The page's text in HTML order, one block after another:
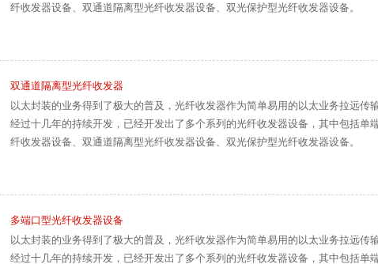
纤收发器设备、双通道隔离型光纤收发器设备、双光保护型光纤收发器设备。
双通道隔离型光纤收发器
以太封装的业务得到了极大的普及，光纤收发器作为简单易用的以太业务拉远传
经过十几年的持续开发，已经开发出了多个系列的光纤收发器设备，其中包括单
纤收发器设备、双通道隔离型光纤收发器设备、双光保护型光纤收发器设备。
多端口型光纤收发器设备
以太封装的业务得到了极大的普及，光纤收发器作为简单易用的以太业务拉远传
经过十几年的持续开发，已经开发出了多个系列的光纤收发器设备，其中包括单